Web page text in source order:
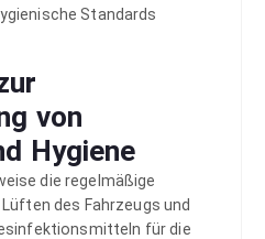
Standards
von
Hygiene
die regelmäßige
des Fahrzeugs und
für die